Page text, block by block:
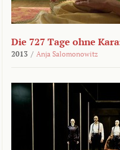
Die 727 Tage ohne
2013 / Anja Salomonowitz